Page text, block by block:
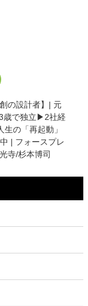
の設計者】| 元
歳で独立▶︎2社経
の「再起動」
| フォースプレ
寺/杉本博司